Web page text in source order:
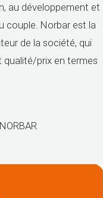
au développement et
couple. Norbar est la
de la société, qui
qualité/prix en termes